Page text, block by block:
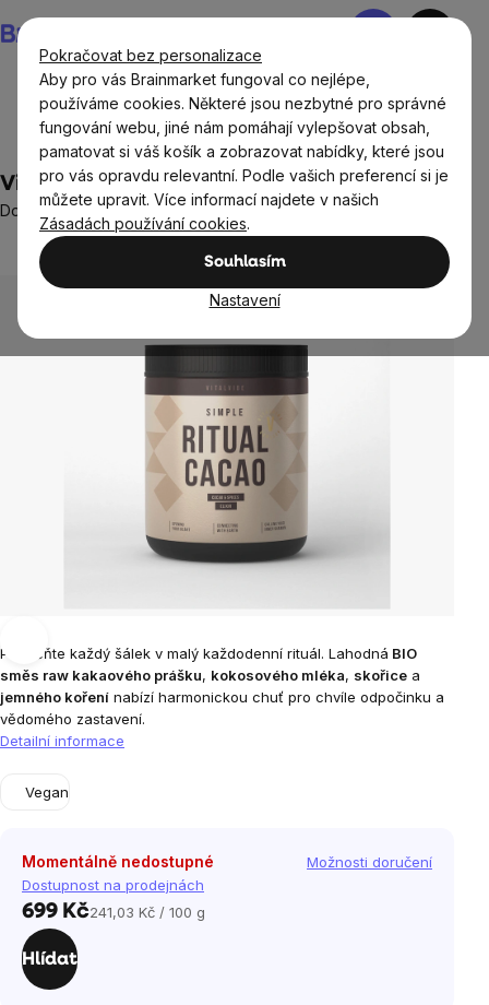
Pokračovat bez personalizace
Aby pro vás Brainmarket fungoval co nejlépe,
používáme cookies. Některé jsou nezbytné pro správné
fungování webu, jiné nám pomáhají vylepšovat obsah,
pamatovat si váš košík a zobrazovat nabídky, které jsou
pro vás opravdu relevantní. Podle vašich preferencí si je
můžete upravit. Více informací najdete v našich
Zásadách používání cookies.
Souhlasím
Nastavení
na
obsah
Nákupní
Potraviny Nápoje
VitalVibe Ritual Cacao Simple, 290 g
Doplněk stravy
Průměrné
hodnocení
produktu
z
1 hodnocení
Proměňte každý šálek v malý každodenní rituál. Lahodná BIO
směs raw kakaového prášku, kokosového mléka, skořice a
jemného koření nabízí harmonickou chuť pro chvíle odpočinku a
vědomého zastavení.
Detailní informace
Vegan
Momentálně nedostupné
Dostupnost na prodejnách
Možnosti doručení
699 KčMěrná
241,03 Kč / 100 g
Hlídat